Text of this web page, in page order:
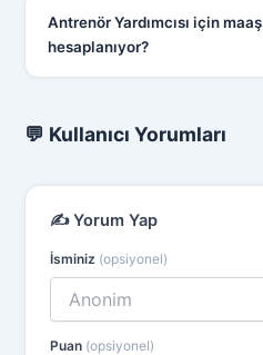
Antrenör Yardımcısı için
hesaplanıyor?
💬 Kullanıcı Yorumları
✍️ Yorum Yap
İsminiz (opsiyonel)
Puan (opsiyonel)